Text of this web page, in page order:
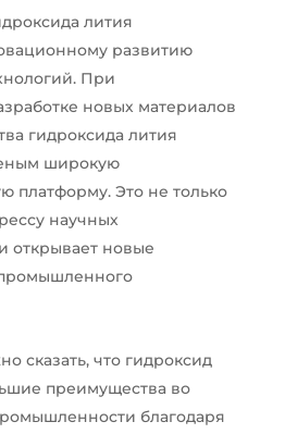
лития
развитию
При
новых материалов
гидроксида лития
широкую
платформу. Это не только
научных
открывает новые
сказать, что гидроксид
преимущества во
благодаря